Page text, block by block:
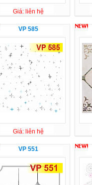
Giá: liên hệ
VP 585
Giá: liên hệ
VP 551